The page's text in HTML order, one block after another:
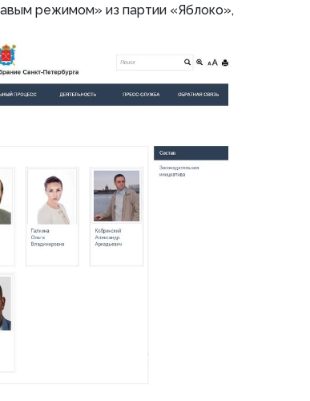
режимом» из партии «Яблоко»,